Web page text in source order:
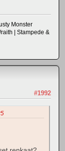
Monster
| Stampede &
#1992